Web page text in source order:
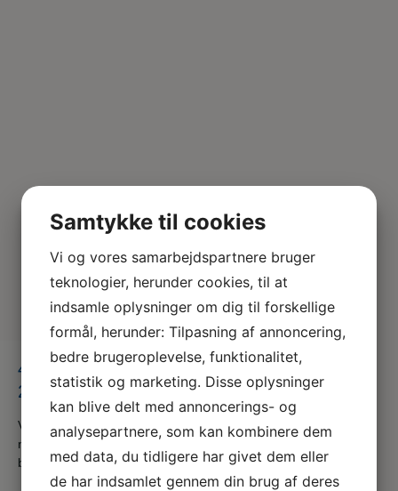
419487366_314275181268013_598091
218331413465_n – Kopi – Kopi
Vi er en del af serviceforbundet og er til for at hjælpe dig
når du er i tvivl, skal skal godt videre eller søger nyt,
både som din fagforening og A-kasse
Samtykke til cookies
Vi og vores samarbejdspartnere bruger
teknologier, herunder cookies, til at
indsamle oplysninger om dig til forskellige
formål, herunder: Tilpasning af annoncering,
bedre brugeroplevelse, funktionalitet,
statistik og marketing. Disse oplysninger
kan blive delt med annoncerings- og
analysepartnere, som kan kombinere dem
med data, du tidligere har givet dem eller
de har indsamlet gennem din brug af deres